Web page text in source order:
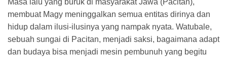
Masa lalu yang buruk di masyarakat Jawa (Pacitan),
membuat Magy meninggalkan semua entitas dirinya dan
hidup dalam ilusi-ilusinya yang nampak nyata. Watubale,
sebuah sungai di Pacitan, menjadi saksi, bagaimana adapt
dan budaya bisa menjadi mesin pembunuh yang begitu